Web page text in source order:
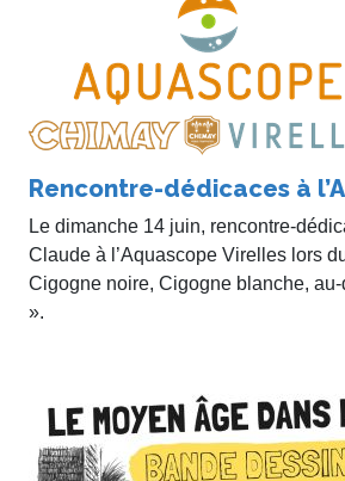
Rencontre-dédicaces à
Le dimanche 14 juin, rencontre-
Claude à l’Aquascope Virelles lors
Cigogne noire, Cigogne blanche,
».